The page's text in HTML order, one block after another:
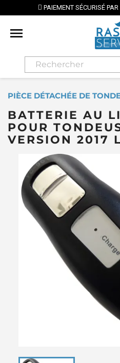
PAIEMENT SÉCURISÉ PAR CARTE

PIÈCE DÉTACHÉE DE
BATTERIE AU
POUR
VERSION 2017